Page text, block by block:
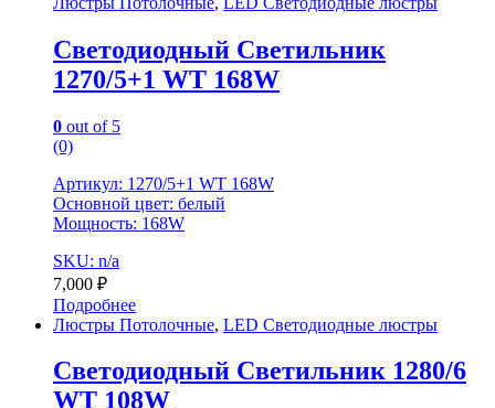
Светодиодный Светильник
1270/5+1 WT 168W
0 out of 5
(0)
Артикул: 1270/5+1 WT 168W
Основной цвет: белый
Мощность: 168W
SKU: n/a
7,000 ₽
Подробнее
Люстры Потолочные, LED Светодиодные люстры
Светодиодный Светильник 1280/6
WT 108W